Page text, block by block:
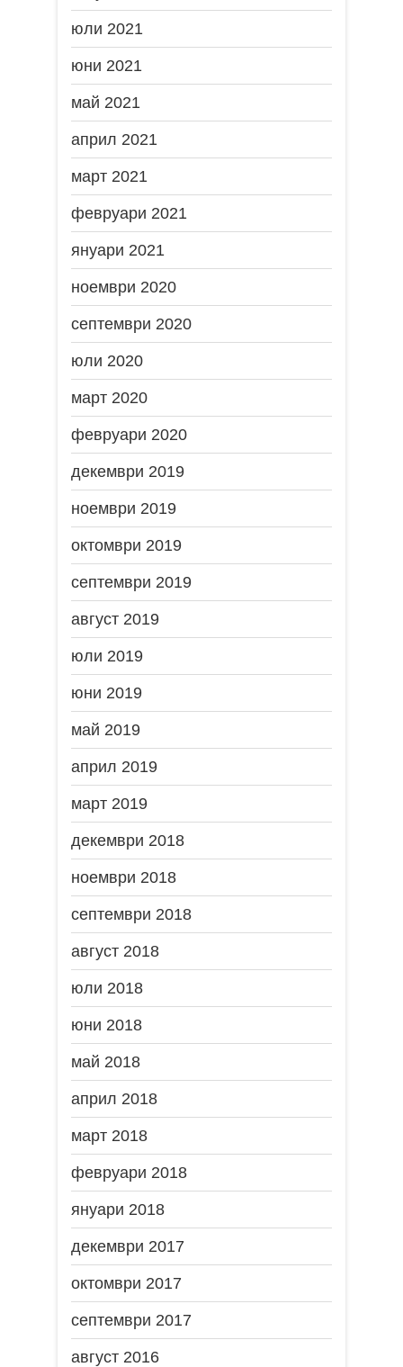
юли 2021
юни 2021
май 2021
април 2021
март 2021
февруари 2021
януари 2021
ноември 2020
септември 2020
юли 2020
март 2020
февруари 2020
декември 2019
ноември 2019
октомври 2019
септември 2019
август 2019
юли 2019
юни 2019
май 2019
април 2019
март 2019
декември 2018
ноември 2018
септември 2018
август 2018
юли 2018
юни 2018
май 2018
април 2018
март 2018
февруари 2018
януари 2018
декември 2017
октомври 2017
септември 2017
август 2016